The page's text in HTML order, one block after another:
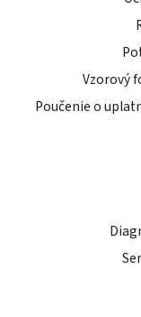
Vzorový
Poučenie o